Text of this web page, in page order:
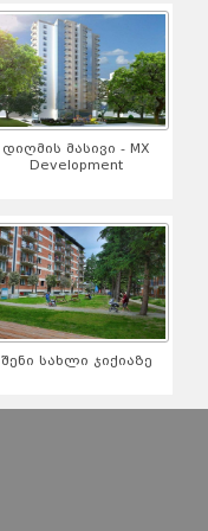
დიღმის მასივი - MX
Development
შენი სახლი ჯიქიაზე